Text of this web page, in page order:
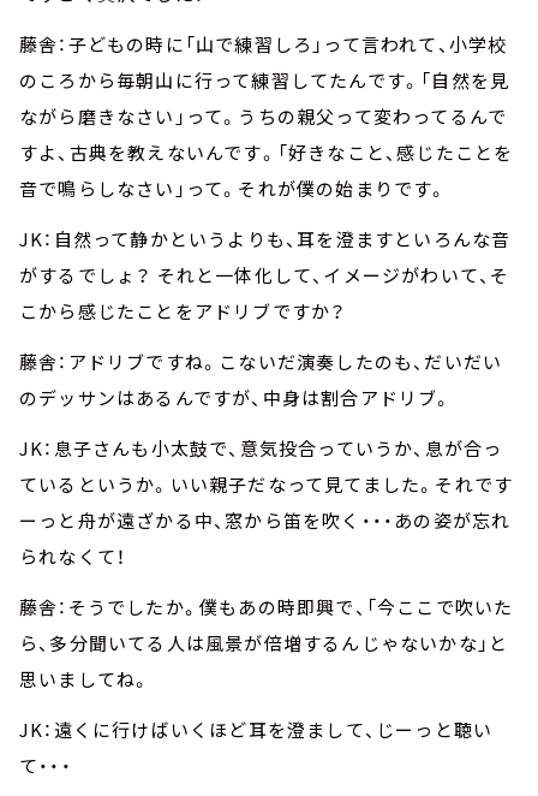
藤舎：子どもの時に「山で練習しろ」って言われて、小学校
のころから毎朝山に行って練習してたんです。「自然を見
ながら磨きなさい」って。うちの親父って変わってるんで
すよ、古典を教えないんです。「好きなこと、感じたことを
音で鳴らしなさい」って。それが僕の始まりです。
JK：自然って静かというよりも、耳を澄ますといろんな音
がするでしょ？ それと一体化して、イメージがわいて、そ
こから感じたことをアドリブですか？
藤舎：アドリブですね。こないだ演奏したのも、だいだい
のデッサンはあるんですが、中身は割合アドリブ。
JK：息子さんも小太鼓で、意気投合っていうか、息が合っ
ているというか。いい親子だなって見てました。それです
ーっと舟が遠ざかる中、窓から笛を吹く・・・あの姿が忘れ
られなくて！
藤舎：そうでしたか。僕もあの時即興で、「今ここで吹いた
ら、多分聞いてる人は風景が倍増するんじゃないかな」と
思いましてね。
JK：遠くに行けばいくほど耳を澄まして、じーっと聴い
て・・・